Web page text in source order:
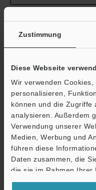
Zustimmung
Diese Webseite
Wir verwenden
personalisieren,
können und die Zugriffe
analysieren. Außerdem
Verwendung unserer
Medien, Werbung und
führen diese
Daten zusammen, die
die sie im Rahmen Ihrer
haben.
Technische Leitfäden
Datenblatt (PDF)
CAD / CAE
Handbücher